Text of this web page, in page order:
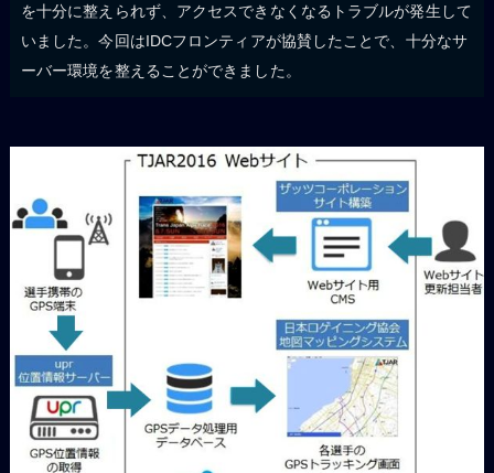
を十分に整えられず、アクセスできなくなるトラブルが発生して
いました。今回はIDCフロンティアが協賛したことで、十分なサ
ーバー環境を整えることができました。